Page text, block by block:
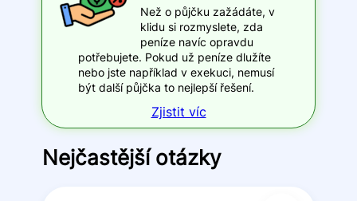
Než o půjčku zažádáte, v
klidu si rozmyslete, zda
peníze navíc opravdu
potřebujete. Pokud už peníze dlužíte
nebo jste například v exekuci, nemusí
být další půjčka to nejlepší řešení.
Zjistit víc
Nejčastější otázky